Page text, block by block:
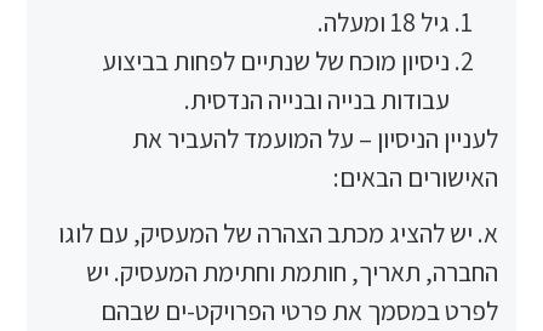
מוכח של שנתיים לפחות בביצוע
בנייה ובנייה הנדסית.
– על המועמד להעביר את
הבאים:
מכתב הצהרה של המעסיק, עם לוגו
חותמת וחתימת המעסיק. יש
את פרטי הפרויקט-ים שבהם